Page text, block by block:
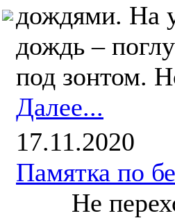
дождями. На
дождь –
под зонтом.
Далее...
17.11.2020
Памятка по
Не